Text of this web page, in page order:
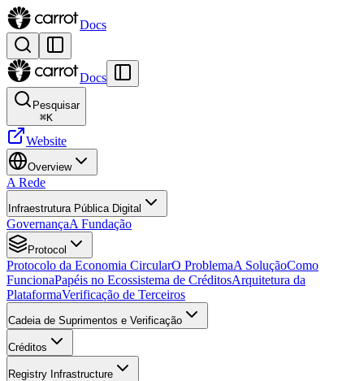
Docs
Docs
Pesquisar
⌘K
Website
Overview
A Rede
Infraestrutura Pública Digital
GovernançaA Fundação
Protocol
Protocolo da Economia CircularO ProblemaA SoluçãoComo
FuncionaPapéis no Ecossistema de CréditosArquitetura da
PlataformaVerificação de Terceiros
Cadeia de Suprimentos e Verificação
Créditos
Registry Infrastructure